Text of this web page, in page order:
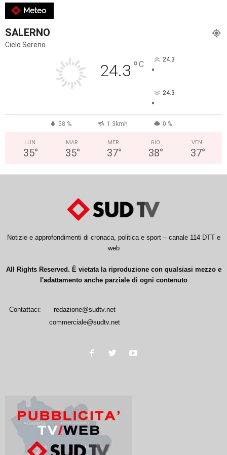
Meteo
SALERNO
Cielo Sereno
24.3 °C 24.3
°
24.3
°
58 % 1.3kmh 0 %
LUN
35°
MAR
35°
MER
37°
GIO
38°
VEN
37°
Notizie e approfondimenti di cronaca, politica e sport – canale 114 DTT e
web
All Rights Reserved. È vietata la riproduzione con qualsiasi mezzo e
l'adattamento anche parziale di ogni contenuto
Contattaci:
redazione@sudtv.net
commerciale@sudtv.net